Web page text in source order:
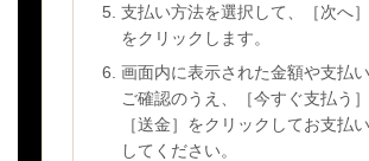
支払い方法を選択して、［次へ
をクリックします。
画面内に表示された金額や支払
ご確認のうえ、［今すぐ支払う
［送金］をクリックしてお支払
してください。